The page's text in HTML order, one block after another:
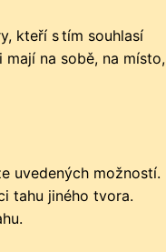
kteří s tím souhlasí
na sobě, na místo,
uvedených možností.
tahu jiného tvora.